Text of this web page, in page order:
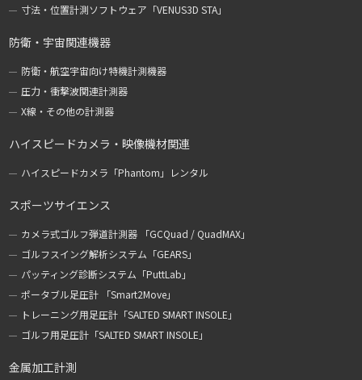
寸法・位置計測ソフトウェア「VENUS3D STA」
防衛・宇宙関連機器
防衛・航空宇宙向け特機計測機器
圧力・衝撃波関連計測器
X線・その他の計測器
ハイスピードカメラ・映像機材関連
ハイスピードカメラ「Phantom」レンタル
スポーツサイエンス
カメラ式ゴルフ弾道計測器 「GCQuad / QuadMAX」
ゴルフスイング解析システム「GEARS」
パッティング診断システム「PuttLab」
ポータブル足圧計 「Smart2Move」
トレーニング用足圧計「SALTED SMART INSOLE」
ゴルフ用足圧計「SALTED SMART INSOLE」
金属加工計測